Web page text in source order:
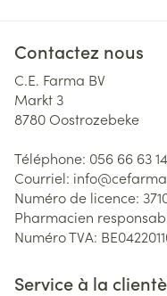
Contactez nous
C.E. Farma BV
Markt 3
8780Oostrozebeke
Téléphone: 056 66 63 14
Courriel: info@
Numéro de licence:
Pharmacien
Numéro TVA:
Service à la